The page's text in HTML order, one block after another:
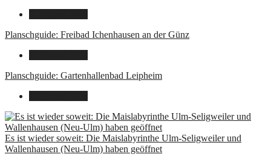
Planschguide: Freibad Ichenhausen an der Günz
Planschguide: Gartenhallenbad Leipheim
Es ist wieder soweit: Die Maislabyrinthe Ulm-Seligweiler und
Wallenhausen (Neu-Ulm) haben geöffnet